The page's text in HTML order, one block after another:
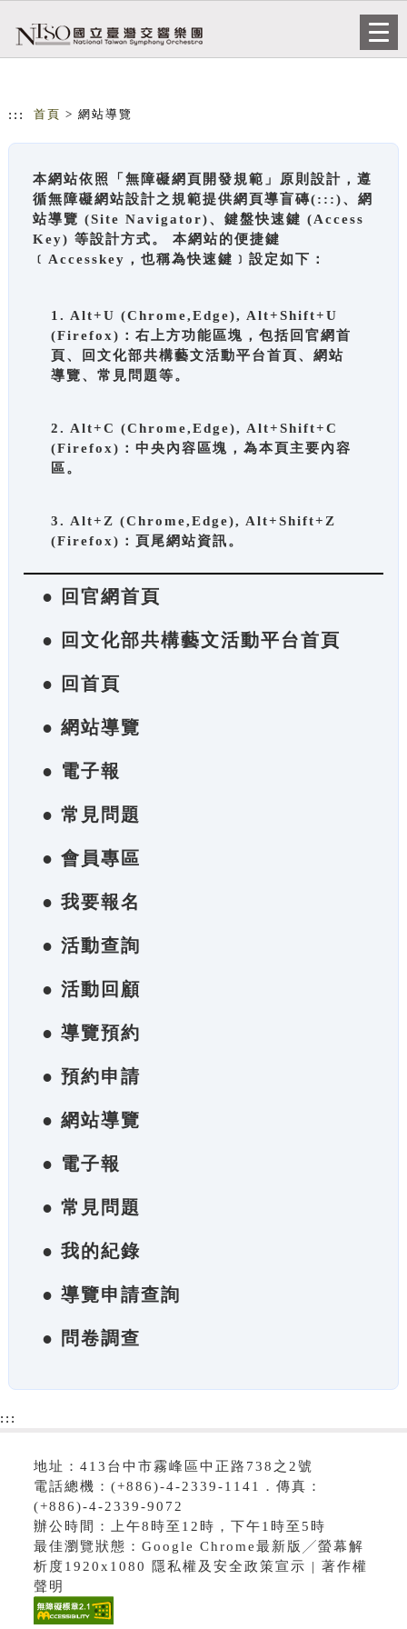
::: 首頁 > 網站導覽
本網站依照「無障礙網頁開發規範」原則設計，遵
循無障礙網站設計之規範提供網頁導盲磚(:::)、網
站導覽 (Site Navigator)、鍵盤快速鍵 (Access
Key) 等設計方式。 本網站的便捷鍵
﹝Accesskey，也稱為快速鍵﹞設定如下：
1. Alt+U (Chrome,Edge), Alt+Shift+U
(Firefox)：右上方功能區塊，包括回官網首
頁、回文化部共構藝文活動平台首頁、網站
導覽、常見問題等。
2. Alt+C (Chrome,Edge), Alt+Shift+C
(Firefox)：中央內容區塊，為本頁主要內容
區。
3. Alt+Z (Chrome,Edge), Alt+Shift+Z
(Firefox)：頁尾網站資訊。
● 回官網首頁
● 回文化部共構藝文活動平台首頁
● 回首頁
● 網站導覽
● 電子報
● 常見問題
● 會員專區
● 我要報名
● 活動查詢
● 活動回顧
● 導覽預約
● 預約申請
● 網站導覽
● 電子報
● 常見問題
● 我的紀錄
● 導覽申請查詢
● 問卷調查
:::
地址：413台中市霧峰區中正路738之2號
電話總機：(+886)-4-2339-1141．傳真：
(+886)-4-2339-9072
辦公時間：上午8時至12時，下午1時至5時
最佳瀏覽狀態：Google Chrome最新版╱螢幕解
析度1920x1080 隱私權及安全政策宣示 | 著作權
聲明